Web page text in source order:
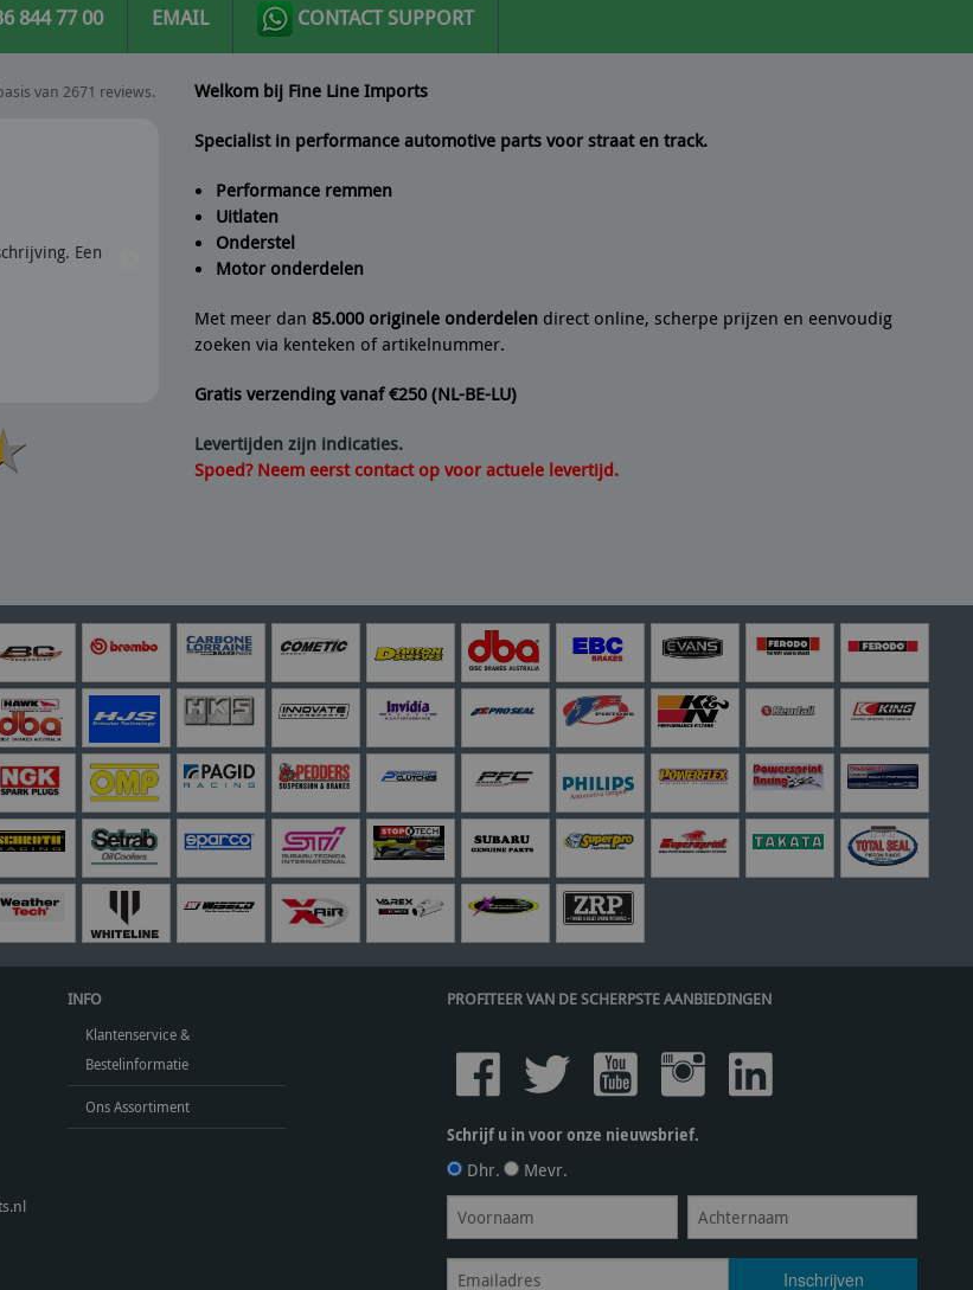
844 77 00 EMAIL CONTACT SUPPORT
van 2671 reviews.
Een
Seyedmojtaba Alavi
21/07/2026 | Voor alles open, al jaren ben ik een teouwe klant
Welkom bij Fine Line Imports
Specialist in performance automotive parts voor straat en track.
Performance remmen
Uitlaten
Onderstel
Motor onderdelen
Met meer dan 85.000 originele onderdelen direct online, scherpe prijzen en eenvoudig
zoeken via kenteken of artikelnummer.
Gratis verzending vanaf €250 (NL-BE-LU)
Levertijden zijn indicaties.
Spoed? Neem eerst contact op voor actuele levertijd.
INFO
Klantenservice &
Bestelinformatie
Ons Assortiment
PROFITEER VAN DE SCHERPSTE AANBIEDINGEN
Schrijf u in voor onze nieuwsbrief.
Dhr. Mevr.